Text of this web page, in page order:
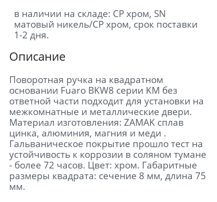
в наличии на складе: CP хром, SN
матовый никель/CP хром, срок поставки
1-2 дня.
Описание
Поворотная ручка на квадратном
основании Fuaro BKW8 серии KM без
ответной части подходит для установки на
межкомнатные и металлические двери.
Материал изготовления: ZAMAK сплав
цинка, алюминия, магния и меди .
Гальваническое покрытие прошло тест на
устойчивость к коррозии в соляном тумане
- более 72 часов. Цвет: хром. Габаритные
размеры квадрата: сечение 8 мм, длина 75
мм.